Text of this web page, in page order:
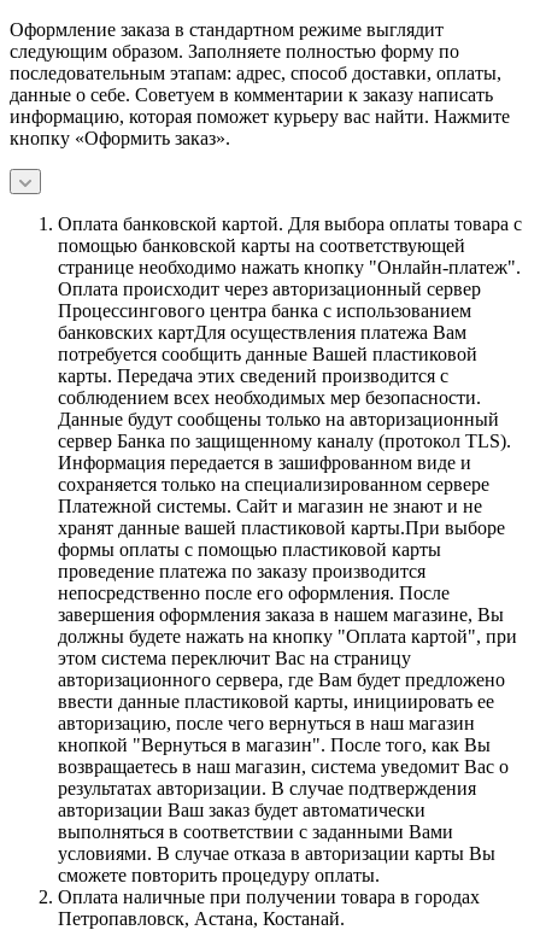
Оформление заказа в стандартном режиме выглядит
следующим образом. Заполняете полностью форму по
последовательным этапам: адрес, способ доставки, оплаты,
данные о себе. Советуем в комментарии к заказу написать
информацию, которая поможет курьеру вас найти. Нажмите
кнопку «Оформить заказ».
Оплата банковской картой. Для выбора оплаты товара с
помощью банковской карты на соответствующей
странице необходимо нажать кнопку "Онлайн-платеж".
Оплата происходит через авторизационный сервер
Процессингового центра банка с использованием
банковских картДля осуществления платежа Вам
потребуется сообщить данные Вашей пластиковой
карты. Передача этих сведений производится с
соблюдением всех необходимых мер безопасности.
Данные будут сообщены только на авторизационный
сервер Банка по защищенному каналу (протокол TLS).
Информация передается в зашифрованном виде и
сохраняется только на специализированном сервере
Платежной системы. Сайт и магазин не знают и не
хранят данные вашей пластиковой карты.При выборе
формы оплаты с помощью пластиковой карты
проведение платежа по заказу производится
непосредственно после его оформления. После
завершения оформления заказа в нашем магазине, Вы
должны будете нажать на кнопку "Оплата картой", при
этом система переключит Вас на страницу
авторизационного сервера, где Вам будет предложено
ввести данные пластиковой карты, инициировать ее
авторизацию, после чего вернуться в наш магазин
кнопкой "Вернуться в магазин". После того, как Вы
возвращаетесь в наш магазин, система уведомит Вас о
результатах авторизации. В случае подтверждения
авторизации Ваш заказ будет автоматически
выполняться в соответствии с заданными Вами
условиями. В случае отказа в авторизации карты Вы
сможете повторить процедуру оплаты.
Оплата наличные при получении товара в городах
Петропавловск, Астана, Костанай.